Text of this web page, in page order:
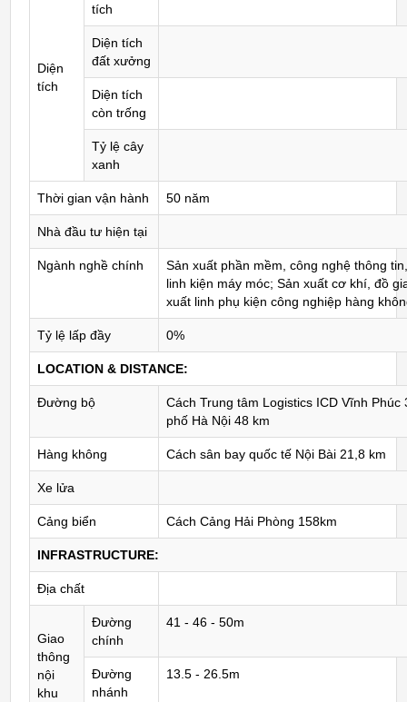
Diện
tích
tích
Diện tích
đất xưởng
Diện tích
còn trống
Tỷ lệ cây
xanh
Thời gian vận hành 50 năm
Nhà đầu tư hiện tại
Ngành nghề chính
Sản xuất phần mềm, công nghệ thông
linh kiện máy móc; Sản xuất cơ khí, đồ
xuất linh phụ kiện công nghiệp hàng
Tỷ lệ lấp đầy 0%
LOCATION & DISTANCE:
Đường bộ
Cách Trung tâm Logistics ICD Vĩnh
phố Hà Nội 48 km
Hàng không Cách sân bay quốc tế Nội Bài 21,8 km
Xe lửa
Cảng biển Cách Cảng Hải Phòng 158km
INFRASTRUCTURE:
Địa chất
Giao
thông
nội
khu
Đường
chính
41 - 46 - 50m
Đường
nhánh
13.5 - 26.5m